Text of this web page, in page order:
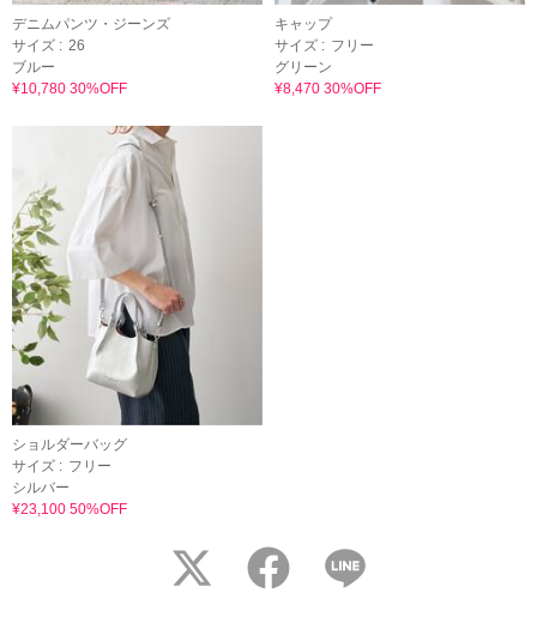
デニムパンツ・ジーンズ
サイズ : 26
ブルー
¥10,780 30%OFF
キャップ
サイズ : フリー
グリーン
¥8,470 30%OFF
ショルダーバッグ
サイズ : フリー
シルバー
¥23,100 50%OFF
twitter facebook